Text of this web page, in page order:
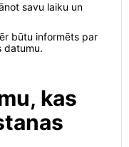
savu laiku un
būtu informēts par
datumu.
kas